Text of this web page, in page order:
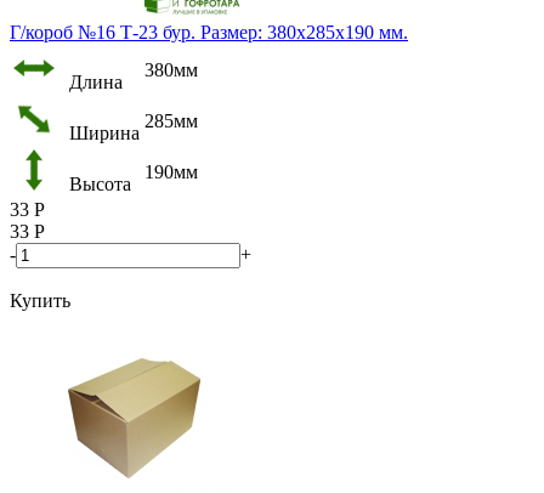
Г/короб №16 Т-23 бур. Размер: 380х285х190 мм.
Длина
380мм
Ширина
285мм
Высота
190мм
33 Р
33 Р
-
+
Купить